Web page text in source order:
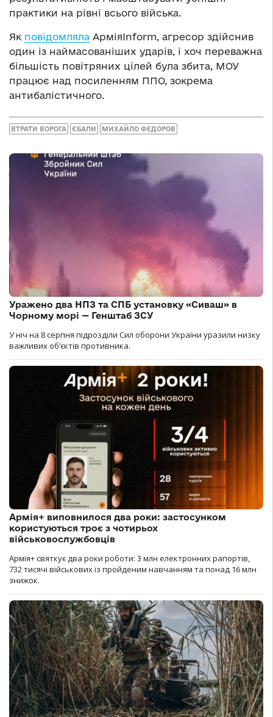
практики на рівні всього війська.
Як повідомляла АрміяInform, агресор здійснив
один із наймасованіших ударів, і хоч переважна
більшість повітряних цілей була збита, МОУ
працює над посиленням ППО, зокрема
антибалістичного.
ВТРАТИ ВОРОГА ЄБАЛИ МИХАЙЛО ФЕДОРОВ
Уражено два НПЗ та СПБ установку «Сиваш» в
Чорному морі — Генштаб ЗСУ
У ніч на 8 серпня підрозділи Сил оборони України уразили низку
важливих об’єктів противника.
Армія+ виповнилося два роки: застосунком
користуються троє з чотирьох
військовослужбовців
Армія+ святкує два роки роботи: 3 млн електронних рапортів,
732 тисячі військових із пройденим навчанням та понад 16 млн
знижок.